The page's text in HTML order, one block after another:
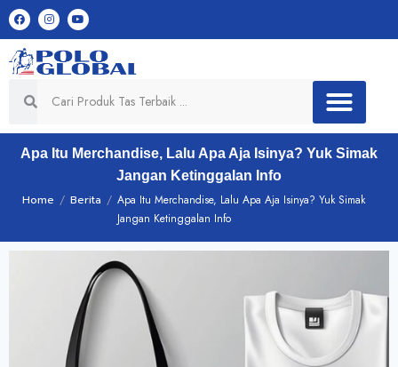
Apa Itu Merchandise, Lalu Apa Aja Isinya? Yuk Simak
Jangan Ketinggalan Info
Home / Berita / Apa Itu Merchandise, Lalu Apa Aja Isinya? Yuk Simak
Jangan Ketinggalan Info